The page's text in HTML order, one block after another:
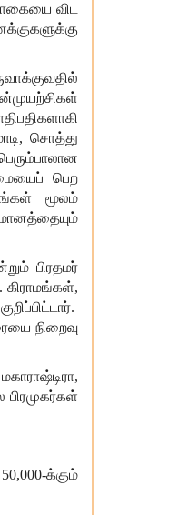
விட
, சொத்து
பெற
மூலம்
பிரதமர்
கிராமங்கள்,
குறிப்பிட்டார்.
நிறைவு
மகாராஷ்டிரா,
பிரமுகர்கள்
க்கும்